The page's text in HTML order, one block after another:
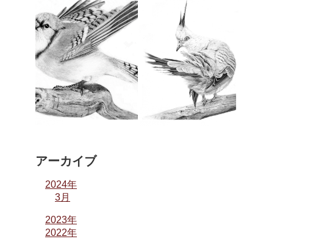
アーカイブ
2024年
3月
2023年
2022年